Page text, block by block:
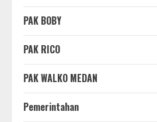
PAK BOBY
PAK RICO
PAK WALKO MEDAN
Pemerintahan